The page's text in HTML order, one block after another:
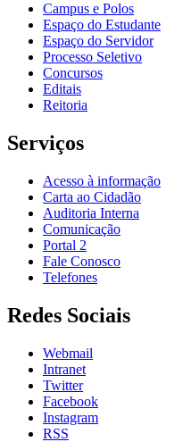
Campus e Polos
Espaço do Estudante
Espaço do Servidor
Processo Seletivo
Concursos
Editais
Reitoria
Serviços
Acesso à informação
Carta ao Cidadão
Auditoria Interna
Comunicação
Portal 2
Fale Conosco
Telefones
Redes Sociais
Webmail
Intranet
Twitter
Facebook
Instagram
RSS